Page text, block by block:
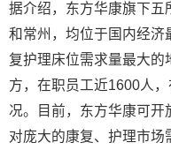
据介绍，东方华康旗下五
和常州，均位于国内经济
复护理床位需求量最大
方，在职员工近1600人
况。目前，东方华康可开
对庞大的康复、护理市场